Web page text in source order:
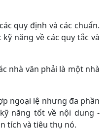
quy định và các chuẩn.
kỹ năng về các quy tắc và
nhà văn phải là một nhà
ngoại lệ nhưng đa phần
năng tốt về nội dung -
tích và tiêu thụ nó.